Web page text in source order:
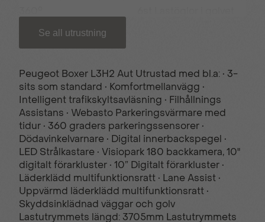
AEBS Apple CarPlay®
Automatisk
klimatanläggning
Belysning i
lastutrymmet
Bluetooth & USB DAB
Se all utrustning
Peugeot Boxer L3H2 Aut Utrustad med bl.a: • 3-
sits som standard • Komfortmellanvägg •
Intelligent trafikskyltsavläsning • Filhållnings
Assistans • Webasto Parkeringsvärmare med
tidur • 360 graders parkeringssensorer •
Dödavinkelvarnare • Digital innerbackspegel •
LED Strålkastare • Visiopark 180 backkamera, 10"
digitalt förarkluster • 10” Digitalt förarkluster •
Läderklädd multifunktionsratt • Lane Assist •
Uppvärmd läderklädd multifunktionsratt •
Skyddsinklädnad väggar och golv
Lastutrymmets längd: 3705mm Lastutrymmets